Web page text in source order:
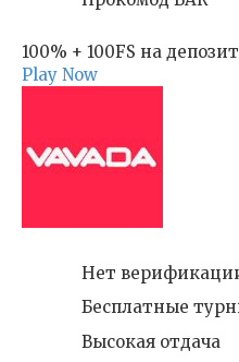
100% + 100FS на депозит
Play Now
Нет
Бесплатные
Высокая отдача